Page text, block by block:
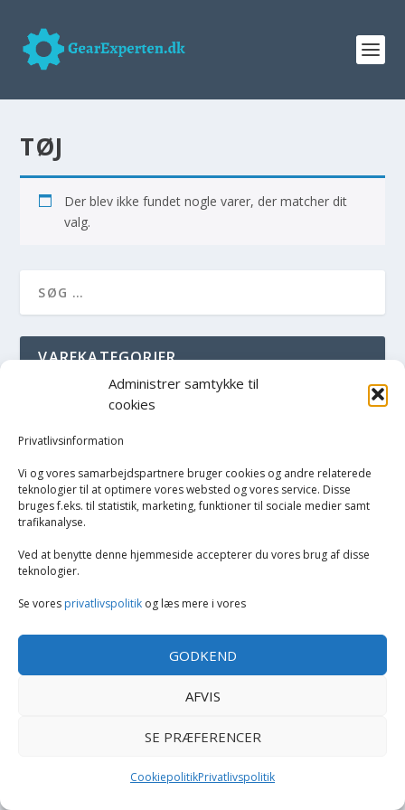
Administrer samtykke til
cookies
Privatlivsinformation
Vi og vores samarbejdspartnere bruger cookies og andre relaterede
teknologier til at optimere vores websted og vores service. Disse
bruges f.eks. til statistik, marketing, funktioner til sociale medier samt
trafikanalyse.
Ved at benytte denne hjemmeside accepterer du vores brug af disse
teknologier.
Se vores privatlivspolitik og læs mere i vores
GODKEND
AFVIS
SE PRÆFERENCER
CookiepolitikPrivatlivspolitik
TØJ
Der blev ikke fundet nogle varer, der matcher dit
valg.
VAREKATEGORIER
Computere og elektronik
Ferie og fritid
Hus og have
Tøj og mode
Fodtøj
Copyright GearExperten.dk -Cookie politik